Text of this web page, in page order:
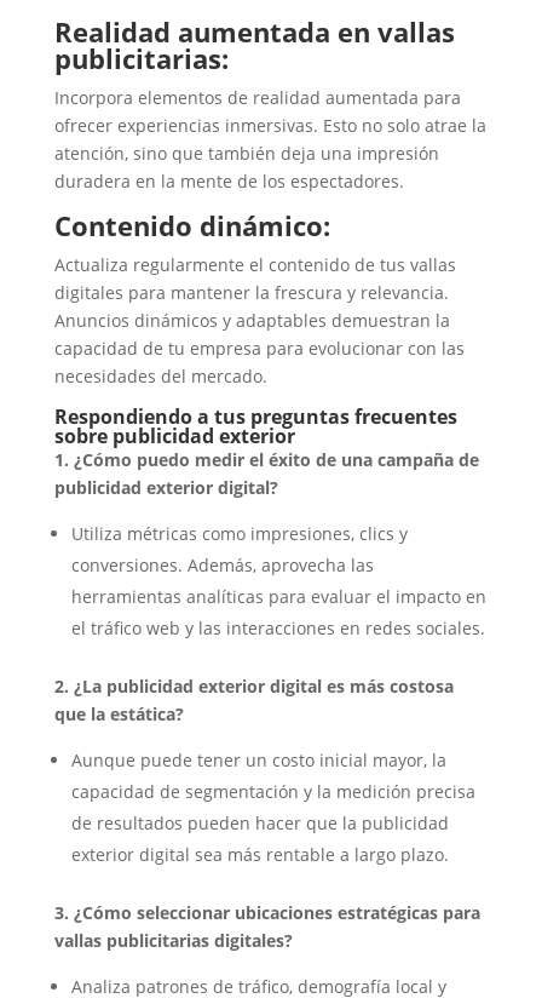
Realidad aumentada en vallas
publicitarias:
Incorpora elementos de realidad aumentada para
ofrecer experiencias inmersivas. Esto no solo atrae la
atención, sino que también deja una impresión
duradera en la mente de los espectadores.
Contenido dinámico:
Actualiza regularmente el contenido de tus vallas
digitales para mantener la frescura y relevancia.
Anuncios dinámicos y adaptables demuestran la
capacidad de tu empresa para evolucionar con las
necesidades del mercado.
Respondiendo a tus preguntas frecuentes
sobre publicidad exterior
1. ¿Cómo puedo medir el éxito de una campaña de
publicidad exterior digital?
Utiliza métricas como impresiones, clics y
conversiones. Además, aprovecha las
herramientas analíticas para evaluar el impacto en
el tráfico web y las interacciones en redes sociales.
2. ¿La publicidad exterior digital es más costosa
que la estática?
Aunque puede tener un costo inicial mayor, la
capacidad de segmentación y la medición precisa
de resultados pueden hacer que la publicidad
exterior digital sea más rentable a largo plazo.
3. ¿Cómo seleccionar ubicaciones estratégicas para
vallas publicitarias digitales?
Analiza patrones de tráfico, demografía local y